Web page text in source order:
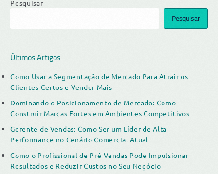
Pesquisar
Pesquisar
Últimos Artigos
Como Usar a Segmentação de Mercado Para Atrair os
Clientes Certos e Vender Mais
Dominando o Posicionamento de Mercado: Como
Construir Marcas Fortes em Ambientes Competitivos
Gerente de Vendas: Como Ser um Líder de Alta
Performance no Cenário Comercial Atual
Como o Profissional de Pré-Vendas Pode Impulsionar
Resultados e Reduzir Custos no Seu Negócio